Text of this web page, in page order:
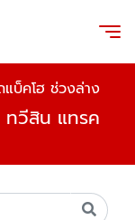
แบ็คโฮ ช่วงล่าง
ทวีสิน แทรค